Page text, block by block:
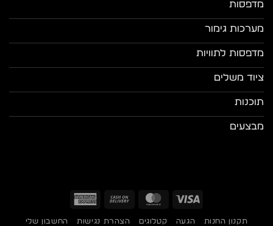
מדפסות
מערכות גימור
מדפסות לתוויות
ציוד משלים
תוכנות
מבצעים
Visa
MasterCard
Cash
תקנון החנות הגעה קטלוגים הצהרת נגישות החשבון שלי